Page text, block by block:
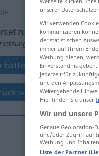
>
anklicken/antippen)
hätte … sollen...
sein...
unserer
Wir verwenden
kommunizieren
der statistischen
immer auf Ihrem
Werbung dienen,
Einverständnis
jederzeit für
und den
Weitergehende
Hier finden Sie unser
Wir und unsere
Genaue Geolocation-
und/oder Zugriff auf
Werbung und
Liste der Partner